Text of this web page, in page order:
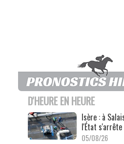
D'HEURE EN HEURE
Isère : à
l'État s'arrête
05/08/26